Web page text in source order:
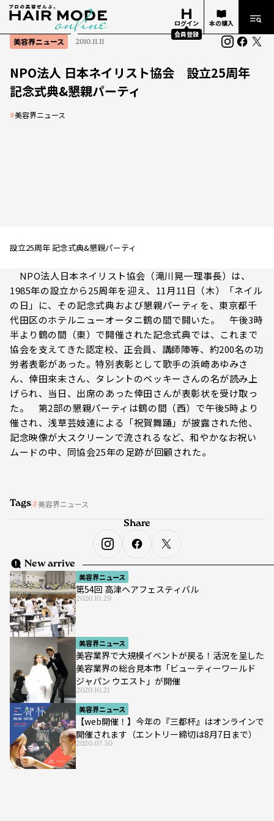
ログイン
会員登録
本の購入
美容界ニュース 2010.11.11
NPO法人 日本ネイリスト協会 設立25周年
記念式典&懇親パーティ
#美容界ニュース
設立25周年 記念式典&懇親パーティ
NPO法人日本ネイリスト協会（滝川晃一理事長）は、
1985年の設立から25周年を迎え、11月11日（木）「ネイル
の日」に、その記念式典および懇親パーティを、東京都千
代田区のホテルニューオータニ鶴の間で開いた。 午後3時
半より鶴の間（東）で開催された記念式典では、これまで
協会を支えてきた認定校、正会員、講師陣等、約200名の功
労者表彰があった。特別表彰として歌手の浜崎あゆみさ
ん、倖田來未さん、タレントのベッキーさんの名が読み上
げられ、当日、出席のあった倖田さんが表彰状を受け取っ
た。 第2部の懇親パーティは鶴の間（西）で午後5時より
催され、浅草芸妓連による「祝賀舞踊」が披露された他、
記念映像が大スクリーンで流されるなど、和やかなお祝い
ムードの中、同協会25年の足跡が回顧された。
Tags 美容界ニュース
New arrive
美容界ニュース
第54回 高津ヘアフェスティバル
2020.10.29
美容界ニュース
美容業界で大規模イベントが戻る！活況を呈した
美容業界の総合見本市「ビューティーワールド
ジャパン ウエスト」が開催
2020.10.21
美容界ニュース
【web開催！】今年の『三都杯』はオンラインで
開催されます（エントリー締切は8月7日まで）
2020.07.30
Share